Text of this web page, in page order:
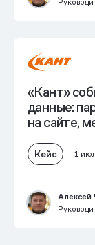
«Кант»
данные:
на сайте,
Кейс 1
Алексей